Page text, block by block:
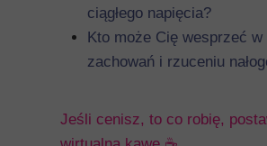
ciągłego napięcia?
Kto może Cię wesprzeć w
zachowań i rzuceniu
Jeśli cenisz, to co robię,